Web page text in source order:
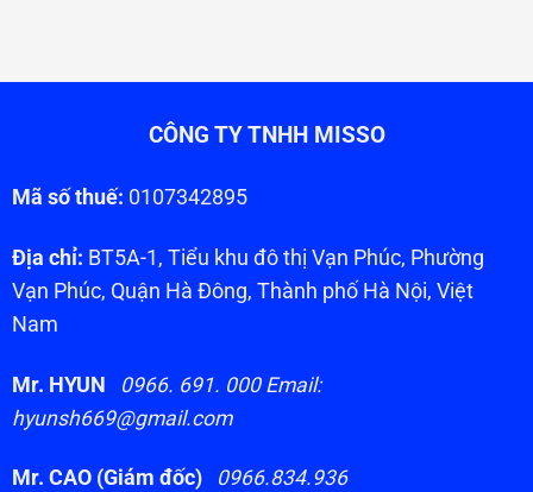
CÔNG TY TNHH MISSO
Mã số thuế: 0107342895
Địa chỉ: BT5A-1, Tiểu khu đô thị Vạn Phúc, Phường
Vạn Phúc, Quận Hà Đông, Thành phố Hà Nội, Việt
Nam
Mr. HYUN
0966. 691. 000 Email:
hyunsh669@gmail.com
Mr. CAO (Giám đốc) 0966.834.936